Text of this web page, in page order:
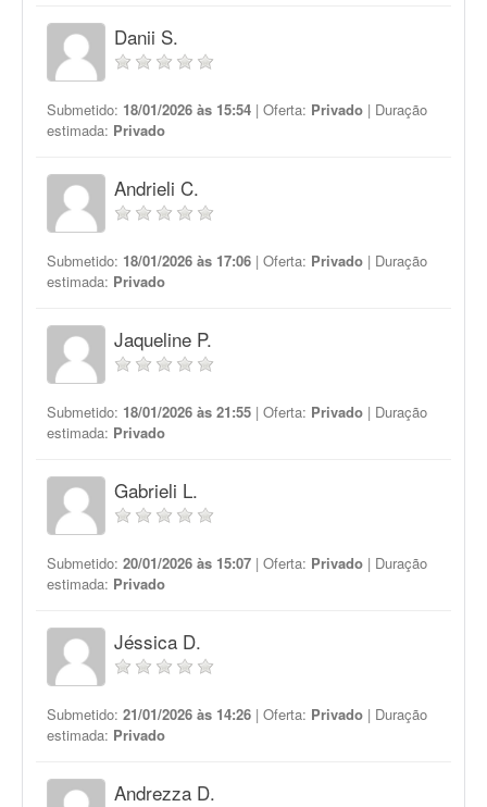
Danii S.
Submetido: 18/01/2026 às 15:54 | Oferta: Privado | Duração
estimada: Privado
Andrieli C.
Submetido: 18/01/2026 às 17:06 | Oferta: Privado | Duração
estimada: Privado
Jaqueline P.
Submetido: 18/01/2026 às 21:55 | Oferta: Privado | Duração
estimada: Privado
Gabrieli L.
Submetido: 20/01/2026 às 15:07 | Oferta: Privado | Duração
estimada: Privado
Jéssica D.
Submetido: 21/01/2026 às 14:26 | Oferta: Privado | Duração
estimada: Privado
Andrezza D.